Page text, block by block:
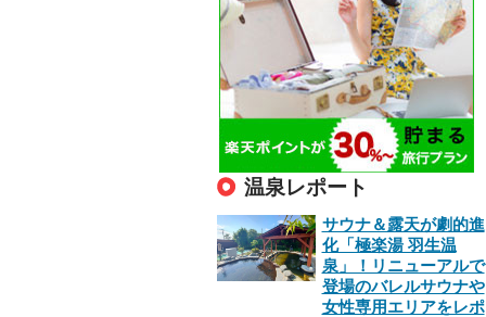
温泉レポート
サウナ＆露天が劇的進
化「極楽湯 羽生温
泉」！リニューアルで
登場のバレルサウナや
女性専用エリアをレポ